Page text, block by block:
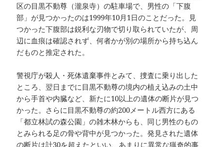
区の目黒不動尊（瀧泉寺）の駐車場で、男性の「下腹
部」が見つかったのは1999年10月1日のことだった。見
つかった下腹部は鋭利な刃物で切り取られていたが、周
辺に血痕は確認されず、何者かが別の場所から持ち込ん
だものと推定された。
警視庁が殺人・死体遺棄事件とみて、捜査に乗り出した
ところ、翌日までに目黒不動尊の境内の植え込みの土中
から手首や内臓など、新たに10以上の遺体の断片が見つ
かった。さらに目黒不動尊の約200メートル西方にある
「都立林試の森公園」の雑木林からも、同じ男性のもの
とみられる足の骨や背中が見つかった。発見された遺体
の断片は計30を超えたといい、あまりに異常な猟奇的事